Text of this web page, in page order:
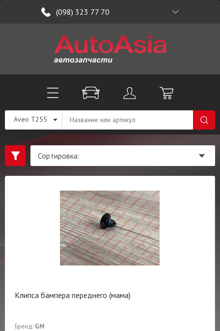
(098) 323 77 70
Aveo T255
Клипса бампера переднего (мама)
Бренд: GM